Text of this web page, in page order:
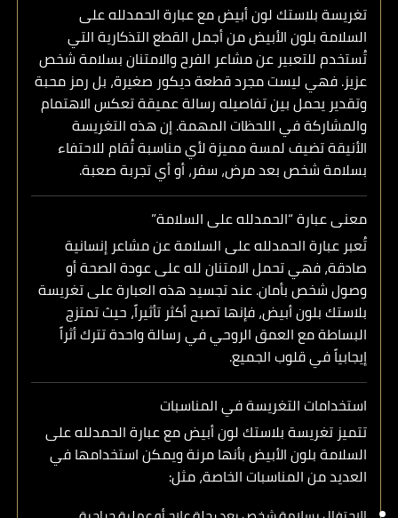
تغريسة بلاستك لون أبيض مع عبارة الحمدلله على
السلامة بلون الأبيضمن أجمل القطع التذكارية التي
تُستخدم للتعبير عن مشاعر الفرح والامتنان بسلامة شخص
عزيز. فهي ليست مجرد قطعة ديكور صغيرة، بل رمز محبة
وتقدير يحمل بين تفاصيله رسالة عميقة تعكس الاهتمام
والمشاركة في اللحظات المهمة. إن هذه التغريسة
الأنيقة تضيف لمسة مميزة لأي مناسبة تُقام للاحتفاء
بسلامة شخص بعد مرض، سفر، أو أي تجربة صعبة.
معنى عبارة “الحمدلله على السلامة”
تُعبر عبارةالحمدلله على السلامةعن مشاعر إنسانية
صادقة، فهي تحمل الامتنان لله على عودة الصحة أو
وصول شخص بأمان. عند تجسيد هذه العبارة علىتغريسة
بلاستك بلون أبيض، فإنها تصبح أكثر تأثيراً، حيث تمتزج
البساطة مع العمق الروحي في رسالة واحدة تترك أثراً
إيجابياً في قلوب الجميع.
استخدامات التغريسة في المناسبات
تتميزتغريسة بلاستك لون أبيض مع عبارة الحمدلله على
السلامة بلون الأبيضبأنها مرنة ويمكن استخدامها في
العديد من المناسبات الخاصة، مثل: